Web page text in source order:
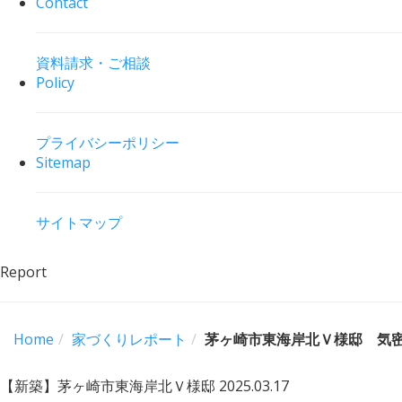
資料請求・ご相談
Policy
プライバシーポリシー
Sitemap
サイトマップ
Report
Home 家づくりレポート 茅ヶ崎市東海岸北Ｖ様邸 気
【新築】茅ヶ崎市東海岸北Ｖ様邸 2025.03.17